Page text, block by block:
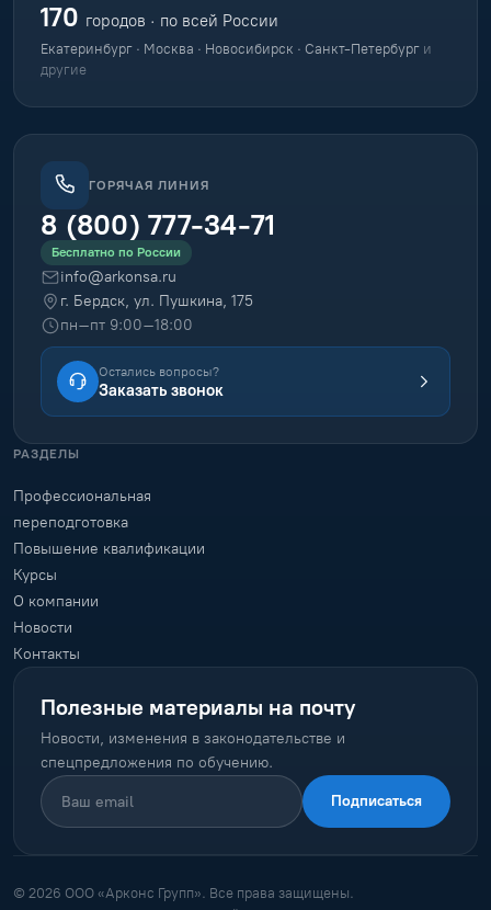
170 городов · по всей России
Екатеринбург · Москва · Новосибирск · Санкт-Петербург и
другие
ГОРЯЧАЯ ЛИНИЯ
8 (800) 777-34-71
Бесплатно по России
info@arkonsa.ru
г. Бердск, ул. Пушкина, 175
пн–пт 9:00–18:00
Остались вопросы?
Заказать звонок
РАЗДЕЛЫ
Профессиональная
переподготовка
Повышение квалификации
Курсы
О компании
Новости
Контакты
Полезные материалы на почту
Новости, изменения в законодательстве и
спецпредложения по обучению.
Подписаться
© 2026 ООО «Арконс Групп». Все права защищены.